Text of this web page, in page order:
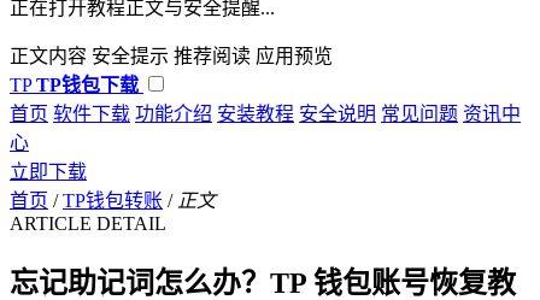
正在打开教程正文与安全提醒...
正文内容 安全提示 推荐阅读 应用预览
TP TP钱包下载
首页 软件下载 功能介绍 安装教程 安全说明 常见问题 资讯中
心
立即下载
首页 / TP钱包转账 / 正文
ARTICLE DETAIL
忘记助记词怎么办？TP 钱包账号恢复教